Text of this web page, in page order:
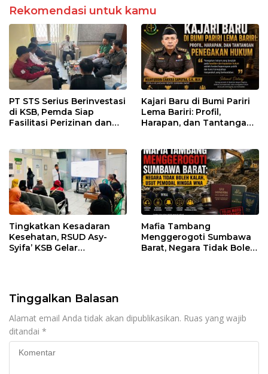
Rekomendasi untuk kamu
PT STS Serius Berinvestasi
di KSB, Pemda Siap
Fasilitasi Perizinan dan
Kajari Baru di Bumi Pariri
Lema Bariri: Profil,
Harapan, dan Tantangan
Tingkatkan Kesadaran
Kesehatan, RSUD Asy-
Syifa’ KSB Gelar
Mafia Tambang
Menggerogoti Sumbawa
Barat, Negara Tidak Boleh
Tinggalkan Balasan
Alamat email Anda tidak akan dipublikasikan. Ruas yang wajib
ditandai *